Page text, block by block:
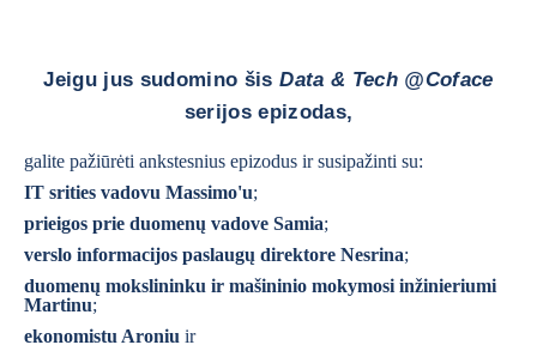
Jeigu jus sudomino šisData & Tech @Coface
serijos epizodas,
galite pažiūrėti ankstesnius epizodus ir susipažinti su:
IT srities vadovu Massimo'u;
prieigos prie duomenų vadove Samia;
verslo informacijos paslaugų direktore Nesrina;
duomenų mokslininku ir mašininio mokymosi inžinieriumi
Martinu;
ekonomistu Aroniu ir